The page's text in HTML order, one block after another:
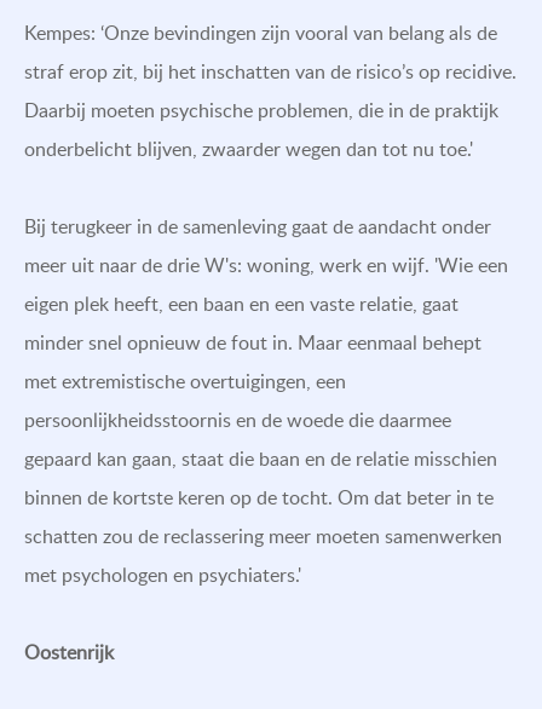
Kempes: ‘Onze bevindingen zijn vooral van belang als de
straf erop zit, bij het inschatten van de risico’s op recidive.
Daarbij moeten psychische problemen, die in de praktijk
onderbelicht blijven, zwaarder wegen dan tot nu toe.'
Bij terugkeer in de samenleving gaat de aandacht onder
meer uit naar de drie W's: woning, werk en wijf. 'Wie een
eigen plek heeft, een baan en een vaste relatie, gaat
minder snel opnieuw de fout in. Maar eenmaal behept
met extremistische overtuigingen, een
persoonlijkheidsstoornis en de woede die daarmee
gepaard kan gaan, staat die baan en de relatie misschien
binnen de kortste keren op de tocht. Om dat beter in te
schatten zou de reclassering meer moeten samenwerken
met psychologen en psychiaters.'
Oostenrijk